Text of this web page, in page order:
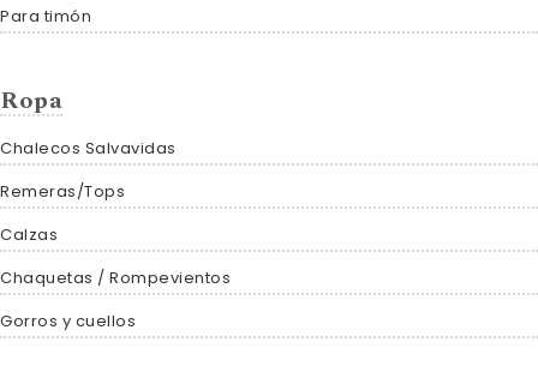
Para timón
Ropa
Chalecos Salvavidas
Remeras/Tops
Calzas
Chaquetas / Rompevientos
Gorros y cuellos